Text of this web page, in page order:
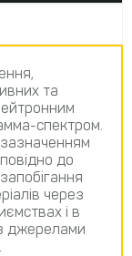
та
спектром.
зазначенням
до
через
і в
джерелами